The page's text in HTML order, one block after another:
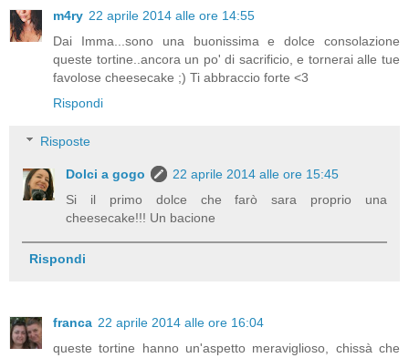
m4ry 22 aprile 2014 alle ore 14:55
Dai Imma...sono una buonissima e dolce consolazione
queste tortine..ancora un po' di sacrificio, e tornerai alle tue
favolose cheesecake ;) Ti abbraccio forte <3
Rispondi
Risposte
Dolci a gogo
22 aprile 2014 alle ore 15:45
Si il primo dolce che farò sara proprio una
cheesecake!!! Un bacione
Rispondi
franca 22 aprile 2014 alle ore 16:04
queste tortine hanno un'aspetto meraviglioso, chissà che